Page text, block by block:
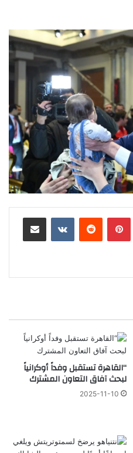
بينتيريست
“القاهرة تستقبل وفداً أوكرانياً
لبحث آفاق التعاون المشترك
2025-11-10